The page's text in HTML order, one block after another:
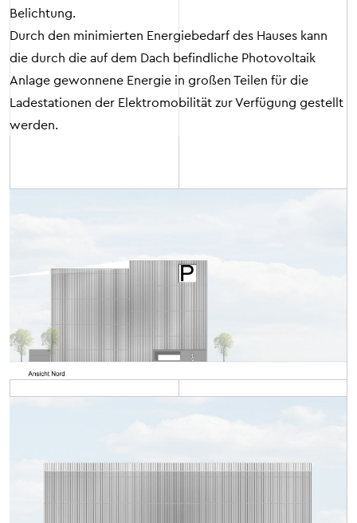
Belichtung.
Durch den minimierten Energiebedarf des Hauses kann
die durch die auf dem Dach befindliche Photovoltaik
Anlage gewonnene Energie in großen Teilen für die
Ladestationen der Elektromobilität zur Verfügung gestellt
werden.